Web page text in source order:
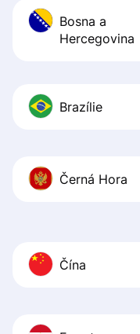
Bosna a
Hercegovina
Brazílie
Černá Hora
Čína